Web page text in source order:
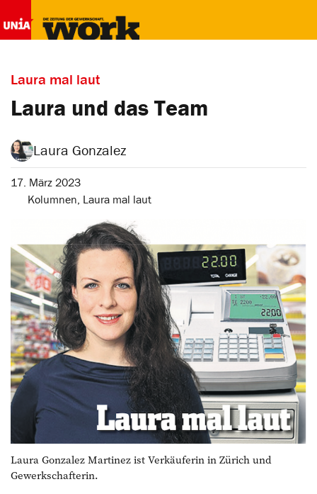
Laura mal laut
Laura und das Team
Laura Gonzalez
17. März 2023
Kolumnen, Laura mal laut
Laura Gonzalez Martinez ist Verkäuferin in Zürich und
Gewerkschafterin.